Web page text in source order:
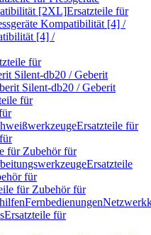
[2XL]Ersatzteile für
Kompatibilität [4] /
[4] /
für
Silent-db20 / Geberit
Silent-db20 / Geberit
für
Ersatzteile für
für Zubehör für
Ersatzteile
für
für Zubehör für
Fernbedienungen
Ersatzteile für